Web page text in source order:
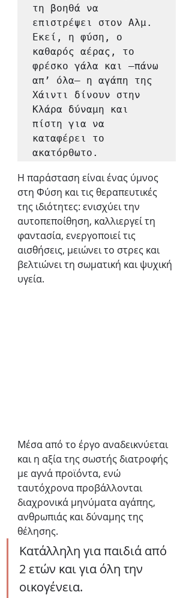
τη βοηθά να
επιστρέψει στον Αλμ.
Εκεί, η φύση, ο
καθαρός αέρας, το
φρέσκο γάλα και –πάνω
απ’ όλα– η αγάπη της
Χάιντι δίνουν στην
Κλάρα δύναμη και
πίστη για να
καταφέρει το
ακατόρθωτο.
Η παράσταση είναι ένας ύμνος
στη Φύση και τις θεραπευτικές
της ιδιότητες: ενισχύει την
αυτοπεποίθηση, καλλιεργεί τη
φαντασία, ενεργοποιεί τις
αισθήσεις, μειώνει το στρες και
βελτιώνει τη σωματική και ψυχική
υγεία.
Μέσα από το έργο αναδεικνύεται
και η αξία της σωστής διατροφής
με αγνά προϊόντα, ενώ
ταυτόχρονα προβάλλονται
διαχρονικά μηνύματα αγάπης,
ανθρωπιάς και δύναμης της
θέλησης.
Κατάλληλη για παιδιά από
2 ετών και για όλη την
οικογένεια.